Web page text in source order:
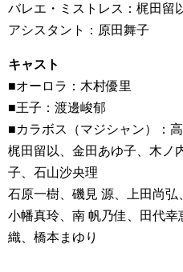
バレエ・ミストレス：梶田留
アシスタント：原田舞子
キャスト
■オーロラ：木村優里
■王子：渡邊峻郁
■カラボス（マジシャン）：
梶田留以、金田あゆ子、木ノ
子、石山沙央理
石原一樹、磯見 源、上田尚
小幡真玲、南 帆乃佳、田代
織、橋本まゆり